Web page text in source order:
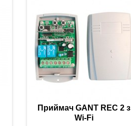
Приймач GANT REC 2 з
Wi-Fi